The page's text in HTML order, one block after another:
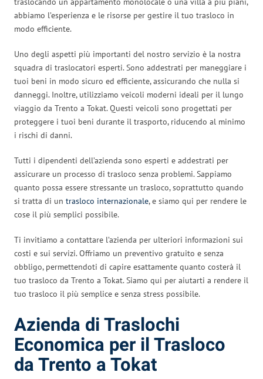
abbiamo l’esperienza e le risorse per gestire il tuo trasloco in
modo efficiente.
Uno degli aspetti più importanti del nostro servizio è la nostra
squadra di traslocatori esperti. Sono addestrati per maneggiare i
tuoi beni in modo sicuro ed efficiente, assicurando che nulla si
danneggi. Inoltre, utilizziamo veicoli moderni ideali per il lungo
viaggio da Trento a Tokat. Questi veicoli sono progettati per
proteggere i tuoi beni durante il trasporto, riducendo al minimo
i rischi di danni.
Tutti i dipendenti dell’azienda sono esperti e addestrati per
assicurare un processo di trasloco senza problemi. Sappiamo
quanto possa essere stressante un trasloco, soprattutto quando
si tratta di un trasloco internazionale, e siamo qui per rendere le
cose il più semplici possibile.
Ti invitiamo a contattare l’azienda per ulteriori informazioni sui
costi e sui servizi. Offriamo un preventivo gratuito e senza
obbligo, permettendoti di capire esattamente quanto costerà il
tuo trasloco da Trento a Tokat. Siamo qui per aiutarti a rendere il
tuo trasloco il più semplice e senza stress possibile.
Azienda di Traslochi
Economica per il Trasloco
da Trento a Tokat